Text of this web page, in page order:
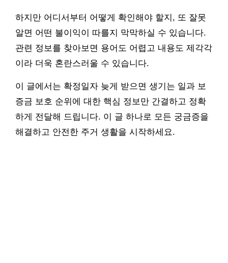
하지만 어디서부터 어떻게 확인해야 할지, 또 잘못
알면 어떤 불이익이 따를지 막막하실 수 있습니다.
관련 정보를 찾아보면 용어도 어렵고 내용도 제각각
이라 더욱 혼란스러울 수 있습니다.
이 글에서는 확정일자 늦게 받으면 생기는 일과 보
증금 보호 순위에 대한 핵심 정보만 간결하고 정확
하게 전달해 드립니다. 이 글 하나로 모든 궁금증을
해결하고 안전한 주거 생활을 시작하세요.